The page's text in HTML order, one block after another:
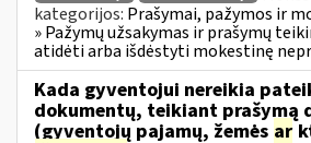
kategorijos: Prašymai, pažymos ir
» Pažymų užsakymas ir prašymų
atidėti arba išdėstyti mokestinę
Kada gyventojui nereikia
dokumentų, teikiant prašymą
(gyventojų pajamų, žemės ar